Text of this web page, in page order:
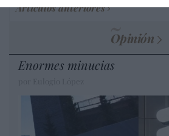
Artículos anteriores
Opinión
Enormes minucias